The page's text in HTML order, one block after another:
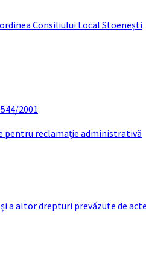
Consiliului Local Stoenești
2001
pentru reclamație administrativă
a altor drepturi prevăzute de